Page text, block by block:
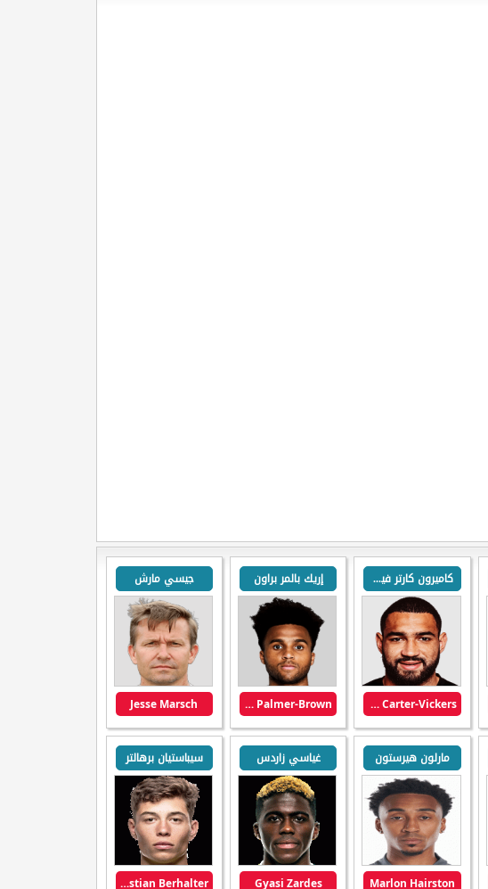
كاميرون كارتر فيكرز
Cameron Carter-Vickers
إريك بالمر براون
Erik Palmer-Brown
جيسي مارش
Jesse Marsch
مارلون هيرستون
Marlon Hairston
غياسي زاردس
Gyasi Zardes
سيباستيان برهالتر
Sebastian Berhalter